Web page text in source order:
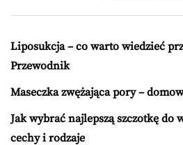
Liposukcja – co warto wiedzieć
Przewodnik
Maseczka zwężająca pory –
Jak wybrać najlepszą szczotkę do
cechy i rodzaje